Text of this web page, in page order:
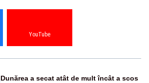
YouTube
Dunărea a secat atât de mult încât a scos